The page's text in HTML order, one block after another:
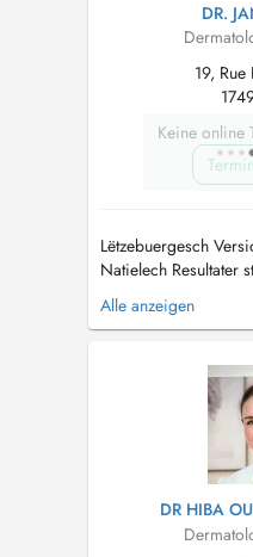
DR.
19,
Keine online
Lëtzebuergesch
Natielech Resultater
de dermatologie
praktizéiert zënter
medizinescher
profitéieren. Hien
Alle anzeigen
DR HIBA